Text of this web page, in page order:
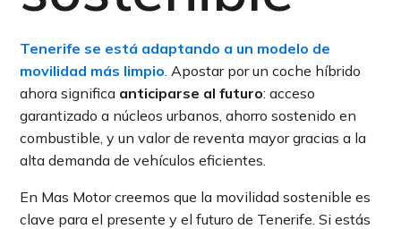
Tenerife se está adaptando a un modelo de
movilidad más limpio . Apostar por un coche híbrido
ahora significa anticiparse al futuro: acceso
garantizado a núcleos urbanos, ahorro sostenido en
combustible, y un valor de reventa mayor gracias a la
alta demanda de vehículos eficientes.
En Mas Motor creemos que la movilidad sostenible es
clave para el presente y el futuro de Tenerife. Si estás